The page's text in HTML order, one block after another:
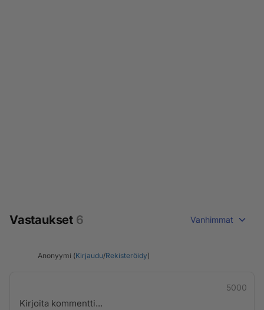
Vastaukset 6 Vanhimmat
Anonyymi (Kirjaudu/Rekisteröidy)
5000